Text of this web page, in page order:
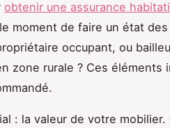
obtenir une assurance
moment de faire un état
occupant, ou
zone rurale ? Ces
: la valeur de votre